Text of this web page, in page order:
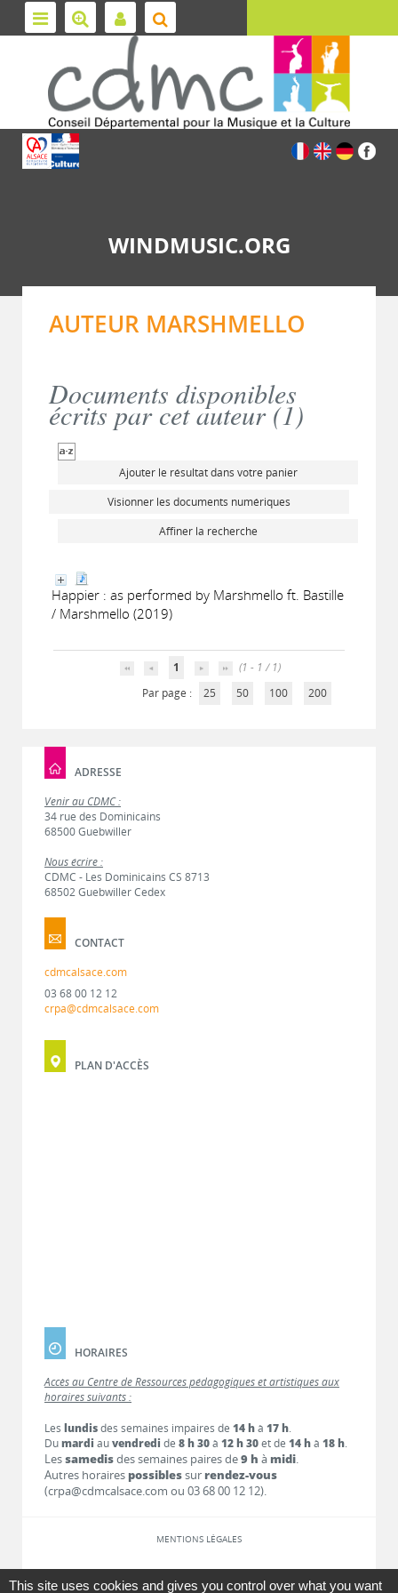
WINDMUSIC.ORG
AUTEUR MARSHMELLO
Documents disponibles
écrits par cet auteur (1)
Ajouter le résultat dans votre panier
Visionner les documents numériques
Affiner la recherche
Happier : as performed by Marshmello ft. Bastille
/ Marshmello (2019)
1
(1 - 1 / 1)
Par page :
25 50 100 200
ADRESSE
Venir au CDMC :
34 rue des Dominicains
68500 Guebwiller
Nous écrire :
CDMC - Les Dominicains CS 8713
68502 Guebwiller Cedex
CONTACT
cdmcalsace.com
03 68 00 12 12
crpa@cdmcalsace.com
PLAN D'ACCÈS
HORAIRES
Accès au Centre de Ressources pédagogiques et artistiques aux
horaires suivants :
Les lundisdes semaines impaires de 14 hà 17 h.
Dumardi auvendredi de 8 h 30à 12 h 30et de 14 hà 18 h.
Lessamedisdes semaines paires de9 h à midi.
Autres horaires possiblessur rendez-vous
(crpa@cdmcalsace.com ou 03 68 00 12 12).
MENTIONS LÉGALES
LIENS
This site uses cookies and gives you control over what you want